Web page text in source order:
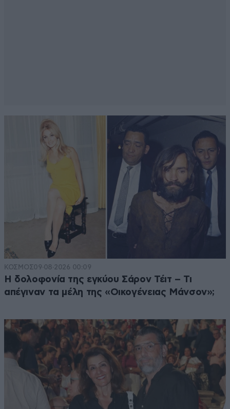
ΚΟΣΜΟΣ09·08·2026 00:09
Η δολοφονία της εγκύου Σάρον Τέιτ – Τι
απέγιναν τα μέλη της «Οικογένειας Μάνσον»;